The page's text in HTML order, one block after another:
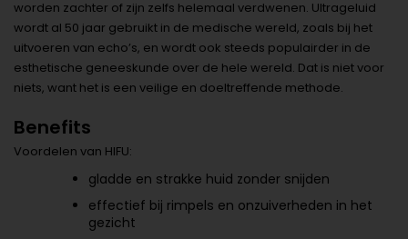
worden zachter of zijn zelfs helemaal verdwenen. Ultrageluid
wordt al 50 jaar gebruikt in de medische wereld, zoals bij het
uitvoeren van echo’s, en wordt ook steeds populairder in de
esthetische geneeskunde over de hele wereld. Dat is niet voor
niets, want het is een veilige en doeltreffende methode.
Benefits
Voordelen van HIFU:
gladde en strakke huid zonder snijden
effectief bij rimpels en onzuiverheden in het
gezicht